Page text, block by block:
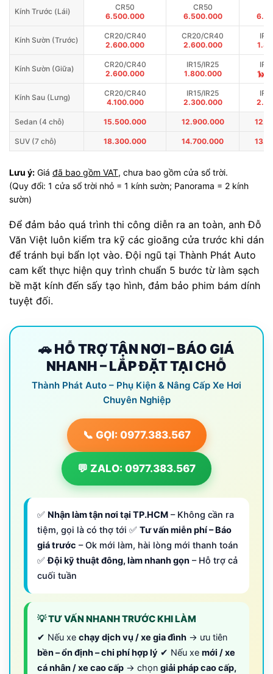
»
Kính Trước (Lái)
CR50
6.500.000
CR50
6.500.000
Kính Sườn (Trước)
CR20/CR40
2.600.000
CR20/CR40
2.600.000
Kính Sườn (Giữa)
CR20/CR40
2.600.000
IR15/IR25
1.800.000
Kính Sau (Lưng)
CR20/CR40
4.100.000
IR15/IR25
2.300.000
Sedan (4 chỗ) 15.500.000 12.900.000
SUV (7 chỗ) 18.300.000 14.700.000
Lưu ý: Giá đã bao gồm VAT, chưa bao gồm cửa sổ trời.
(Quy đổi: 1 cửa sổ trời nhỏ = 1 kính sườn; Panorama = 2 kính
sườn)
Để đảm bảo quá trình thi công diễn ra an toàn, anh Đỗ
Văn Việt luôn kiểm tra kỹ các gioăng cửa trước khi dán
để tránh bụi bẩn lọt vào. Đội ngũ tại Thành Phát Auto
cam kết thực hiện quy trình chuẩn 5 bước từ làm sạch
bề mặt kính đến sấy tạo hình, đảm bảo phim bám dính
tuyệt đối.
🚗 HỖ TRỢ TẬN NƠI – BÁO GIÁ
NHANH – LẮP ĐẶT TẠI CHỖ
Thành Phát Auto – Phụ Kiện & Nâng Cấp Xe Hơi
Chuyên Nghiệp
📞 GỌI: 0977.383.567
💬 ZALO: 0977.383.567
✅ Nhận làm tận nơi tại TP.HCM – Không cần ra
tiệm, gọi là có thợ tới ✅ Tư vấn miễn phí – Báo
giá trước – Ok mới làm, hài lòng mới thanh toán
✅Đội kỹ thuật đông, làm nhanh gọn – Hỗ trợ cả
cuối tuần
💡 TƯ VẤN NHANH TRƯỚC KHI LÀM
✔ Nếu xe chạy dịch vụ / xe gia đình → ưu tiên
bền – ổn định – chi phí hợp lý ✔ Nếu xe mới / xe
cá nhân / xe cao cấp → chọn giải pháp cao cấp,